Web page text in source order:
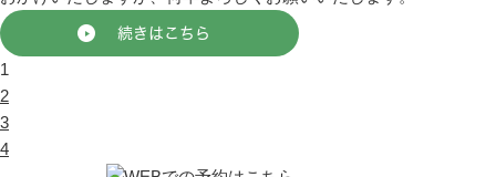
続きはこちら
1
2
3
4